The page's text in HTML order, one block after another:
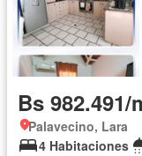
Bs 982.491/
Palavecino, Lara
4 Habitaciones